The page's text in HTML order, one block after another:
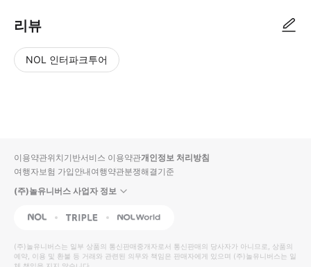
리뷰
NOL 인터파크투어
입니
다.
높
은
동
영
순
상
이용약관위치기반서비스 이용약관개인정보 처리방침
여행자보험 가입안내여행약관분쟁해결기준
(주)놀유니버스 사업자 정보
NOL Triple Interpark Global
(주)놀유니버스는 일부 상품의 통신판매중개자로서 통신판매의 당사자가 아니므로, 상품의
예약, 이용 및 환불 등 거래와 관련된 의무와 책임은 판매자에게 있으며 (주)놀유니버스는 일
체 책임을 지지 않습니다.